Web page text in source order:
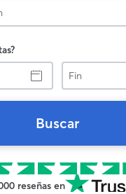
Fin
Buscar
reseñas en